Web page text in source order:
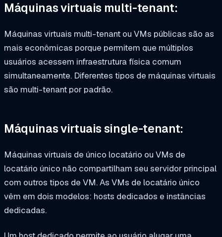
Máquinas virtuais multi-tenant:
Máquinas virtuais multi-tenant ou VMs públicas são as
mais econômicas porque permitem que múltiplos
usuários acessem infraestrutura física comum
simultaneamente. Diferentes tipos de máquinas virtuais
são multi-tenant por padrão.
Máquinas virtuais single-tenant:
Máquinas virtuais de único locatário ou VMs de
locatário único não compartilham seu servidor principal
com outros tipos de VM. As VMs de locatário único
vêm em dois modelos: hosts dedicados e instâncias
dedicadas.